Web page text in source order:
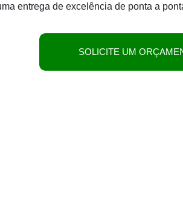
entrega de excelência de ponta a
SOLICITE UM